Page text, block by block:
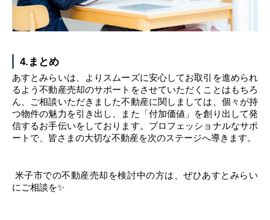
4.まとめ
あすとみらいは、よりスムーズに安心してお取引を進められ
るよう不動産売却のサポートをさせていただくことはもちろ
ん、ご相談いただきました不動産に関しましては、個々が持
つ物件の魅力を引き出し、また「付加価値」を創り出して発
信するお手伝いをしております。プロフェッショナルなサポ
ートで、皆さまの大切な不動産を次のステージへ導きます。
米子市での不動産売却を検討中の方は、ぜひあすとみらい
にご相談を✨